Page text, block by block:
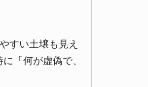
すい土壌も見え
「何が虚偽で、